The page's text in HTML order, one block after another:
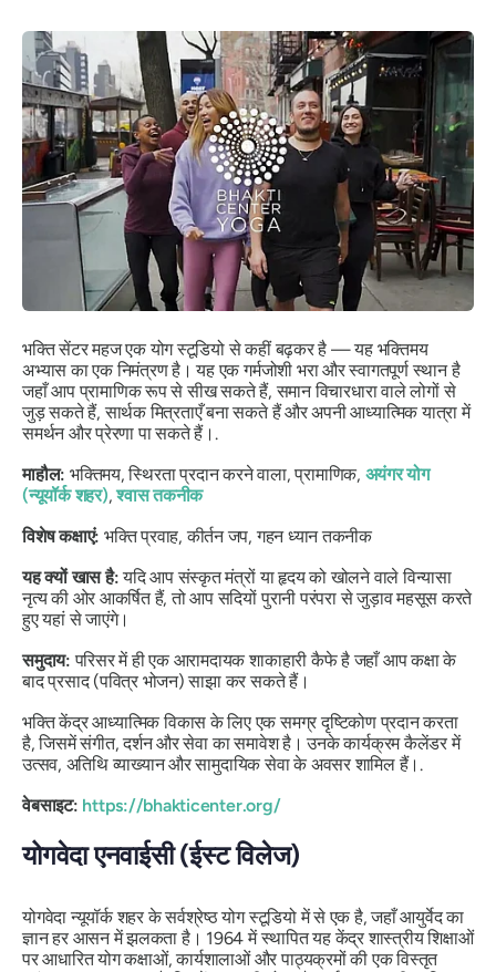
भक्ति सेंटर महज एक योग स्टूडियो से कहीं बढ़कर है — यह भक्तिमय
अभ्यास का एक निमंत्रण है। यह एक गर्मजोशी भरा और स्वागतपूर्ण स्थान है
जहाँ आप प्रामाणिक रूप से सीख सकते हैं, समान विचारधारा वाले लोगों से
जुड़ सकते हैं, सार्थक मित्रताएँ बना सकते हैं और अपनी आध्यात्मिक यात्रा में
समर्थन और प्रेरणा पा सकते हैं।.
माहौल: भक्तिमय, स्थिरता प्रदान करने वाला, प्रामाणिक, अयंगर योग
(न्यूयॉर्क शहर),श्वास तकनीक
विशेष कक्षाएं: भक्ति प्रवाह, कीर्तन जप, गहन ध्यान तकनीक
यह क्यों खास है:यदि आप संस्कृत मंत्रों या हृदय को खोलने वाले विन्यासा
नृत्य की ओर आकर्षित हैं, तो आप सदियों पुरानी परंपरा से जुड़ाव महसूस करते
हुए यहां से जाएंगे।
समुदाय: परिसर में ही एक आरामदायक शाकाहारी कैफे है जहाँ आप कक्षा के
बाद प्रसाद (पवित्र भोजन) साझा कर सकते हैं।
भक्ति केंद्र आध्यात्मिक विकास के लिए एक समग्र दृष्टिकोण प्रदान करता
है, जिसमें संगीत, दर्शन और सेवा का समावेश है। उनके कार्यक्रम कैलेंडर में
उत्सव, अतिथि व्याख्यान और सामुदायिक सेवा के अवसर शामिल हैं।.
वेबसाइट: https://bhakticenter.org/
योगवेदा एनवाईसी (ईस्ट विलेज)
योगवेदा न्यूयॉर्क शहर के सर्वश्रेष्ठ योग स्टूडियो में से एक है, जहाँ आयुर्वेद का
ज्ञान हर आसन में झलकता है। 1964 में स्थापित यह केंद्र शास्त्रीय शिक्षाओं
पर आधारित योग कक्षाओं, कार्यशालाओं और पाठ्यक्रमों की एक विस्तृत